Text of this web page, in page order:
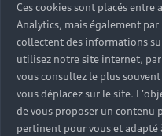
Ces cookies sont placés entre
Analytics, mais également
collectent des informations
utilisez notre site internet,
vous consultez le plus
vous déplacez sur le site.
de vous proposer un contenu
pertinent pour vous et adapté